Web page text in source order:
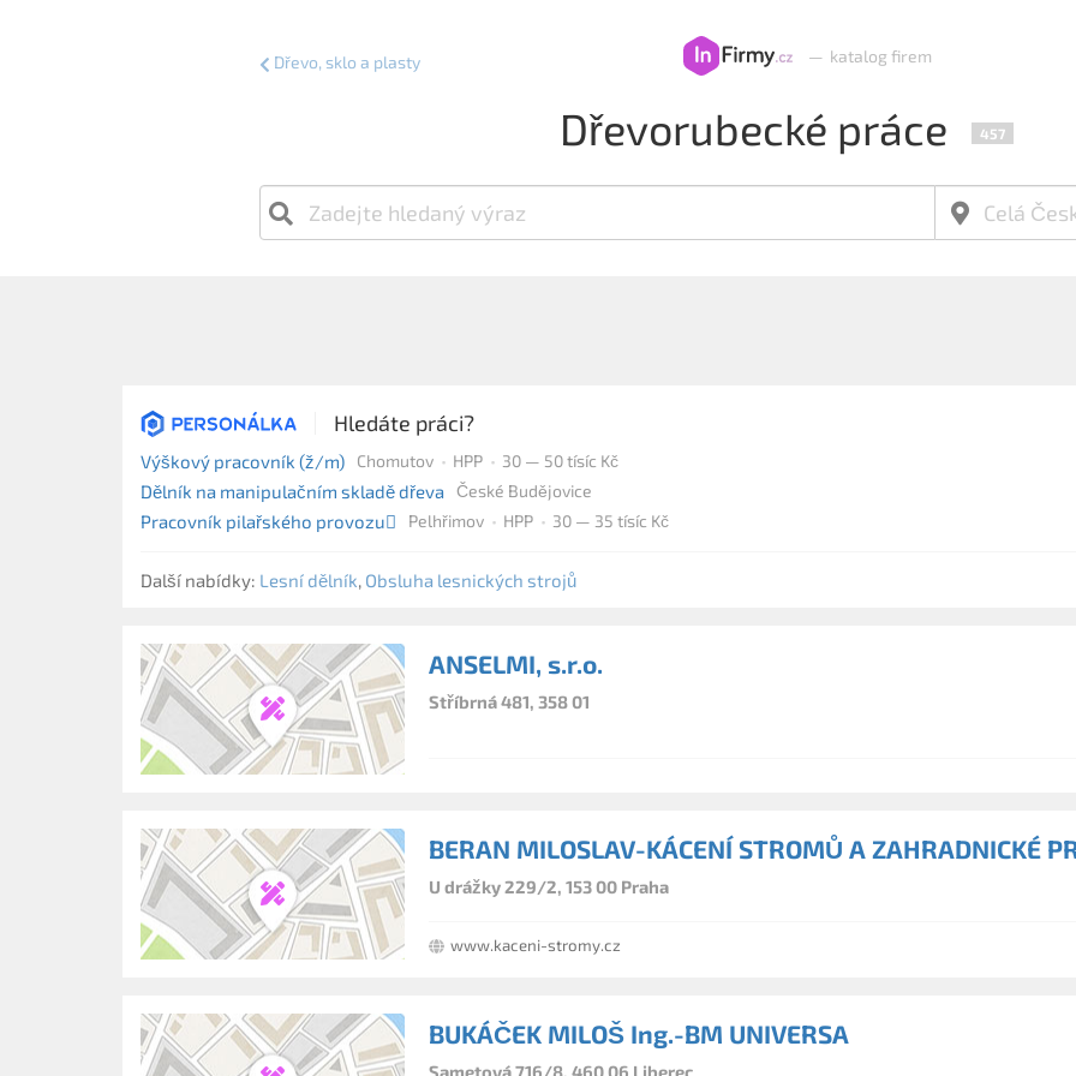
— katalog firem
Dřevo, sklo a plasty
Dřevorubecké práce 457
Hledáte práci?
Výškový pracovník (ž/m) Chomutov HPP 30 — 50 tísíc Kč
Dělník na manipulačním skladě dřeva České Budějovice
Pracovník pilařského provozu🪾 Pelhřimov HPP 30 — 35 tísíc Kč
Další nabídky: Lesní dělník, Obsluha lesnických strojů
ANSELMI, s.r.o.
Stříbrná 481, 358 01
BERAN MILOSLAV-KÁCENÍ STROMŮ A ZAHRADNICKÉ
U drážky 229/2, 153 00 Praha
www.kaceni-stromy.cz
BUKÁČEK MILOŠ Ing.-BM UNIVERSA
Sametová 716/8, 460 06 Liberec